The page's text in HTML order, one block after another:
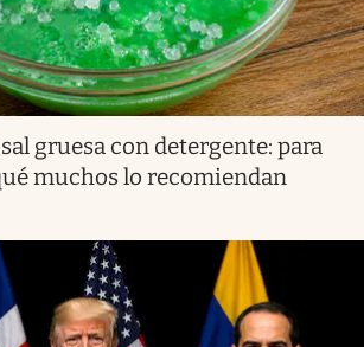
gruesa con detergente: para
muchos lo recomiendan